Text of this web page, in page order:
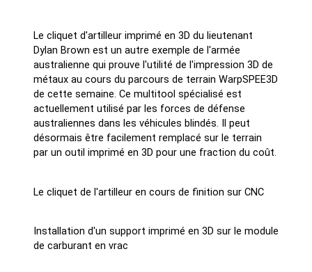
Le cliquet d'artilleur imprimé en 3D du lieutenant
Dylan Brown est un autre exemple de l'armée
australienne qui prouve l'utilité de l'impression 3D de
métaux au cours du parcours de terrain WarpSPEE3D
de cette semaine. Ce multitool spécialisé est
actuellement utilisé par les forces de défense
australiennes dans les véhicules blindés. Il peut
désormais être facilement remplacé sur le terrain
par un outil imprimé en 3D pour une fraction du coût.
Le cliquet de l'artilleur en cours de finition sur CNC
Installation d'un support imprimé en 3D sur le module
de carburant en vrac